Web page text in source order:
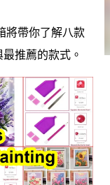
將帶你了解八款
推薦的款式。